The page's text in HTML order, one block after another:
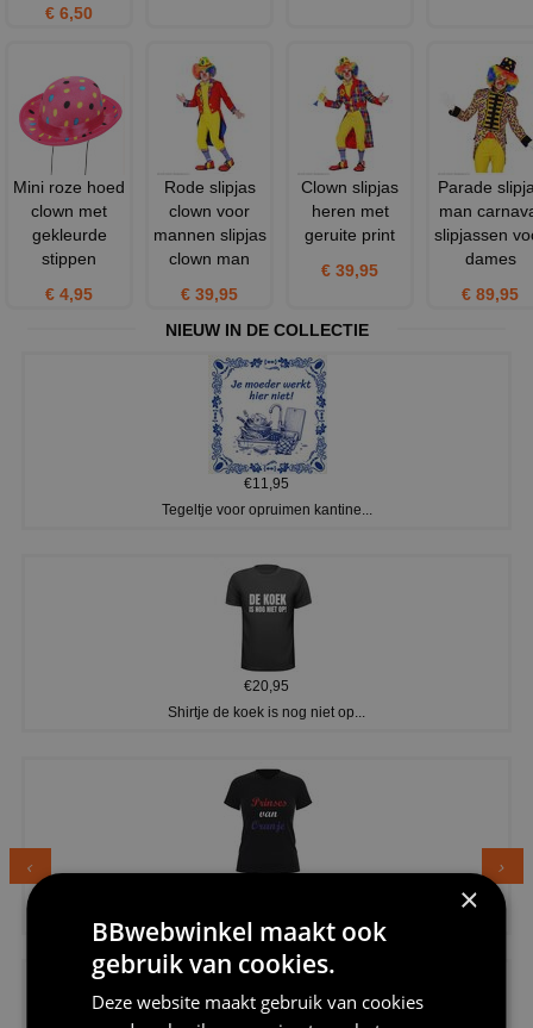
€ 6,50
Mini roze hoed
clown met
gekleurde
stippen
€ 4,95
Rode slipjas
clown voor
mannen slipjas
clown man
€ 39,95
Clown slipjas
heren met
geruite print
€ 39,95
Parade
man
slipjassen
dames
€ 89,95
NIEUW IN DE COLLECTIE
€11,95
Tegeltje voor opruimen kantine...
€20,95
Shirtje de koek is nog niet op...
×
BBwebwinkel maakt ook
gebruik van cookies.
Deze website maakt gebruik van cookies